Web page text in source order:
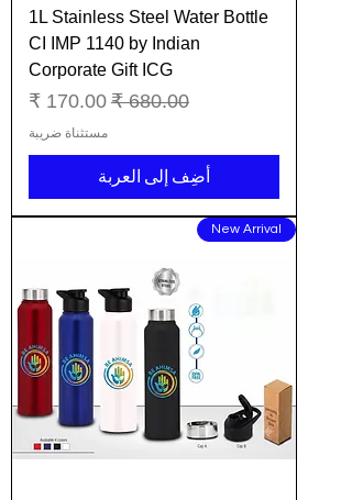
1L Stainless Steel Water Bottle
CI IMP 1140 by Indian
Corporate Gift ICG
سعر عاديسعر البيع
مستثناة ضريبة
أضِف إلى العربة
New Arrival